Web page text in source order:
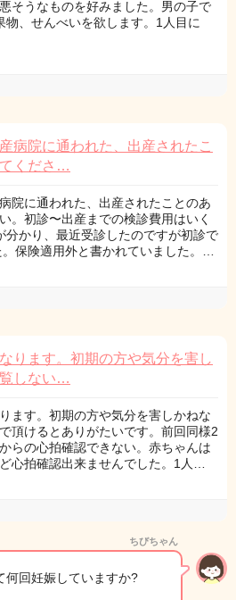
そうなものを好みました。男の子で
物、せんべいを欲します。1人目に
病院に通われた、出産されたこ
くださ…
院に通われた、出産されたことのあ
。初診〜出産までの検診費用はいく
分かり、最近受診したのですが初診で
保険適用外と書かれていました。…
ります。初期の方や気分を害し
しない…
ます。初期の方や気分を害しかねな
頂けるとありがたいです。前回同様2
らの心拍確認できない。赤ちゃんは
心拍確認出来ませんでした。1人…
ちびちゃん
何回妊娠していますか?